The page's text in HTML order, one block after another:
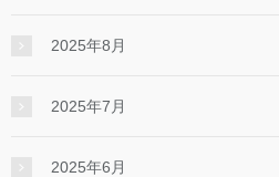
2025年8月
2025年7月
2025年6月